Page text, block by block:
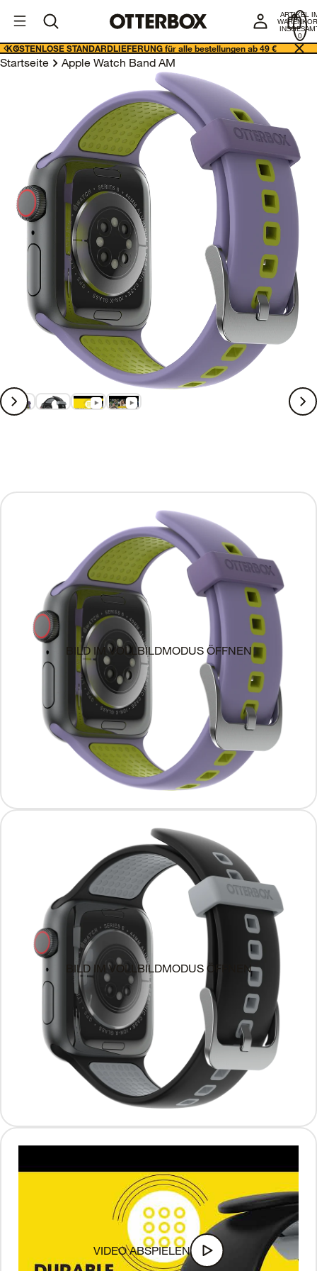
Geschäftslösungen ARTIKEL
0
KOSTENLOSE STANDARDLIEFERUNG für alle bestellungen ab 49 €
Startseite Apple Watch Band AM
BILD IM VOLLBILDMODUS ÖFFNEN
BILD IM VOLLBILDMODUS ÖFFNEN
VIDEO ABSPIELEN